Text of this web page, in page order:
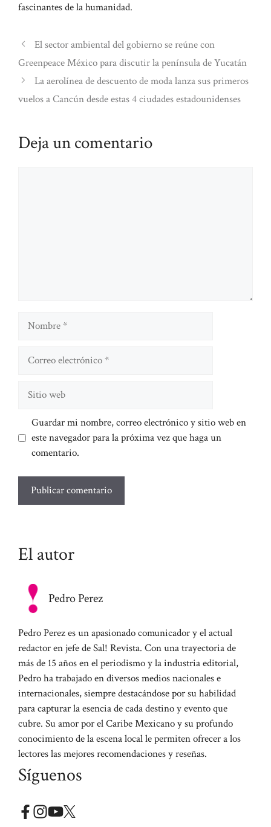
fascinantes de la humanidad.
El sector ambiental del gobierno se reúne con
Greenpeace México para discutir la península de Yucatán
La aerolínea de descuento de moda lanza sus primeros
vuelos a Cancún desde estas 4 ciudades estadounidenses
Deja un comentario
Nombre
Guardar mi nombre, correo electrónico y sitio web en
este navegador para la próxima vez que haga un
comentario.
El autor
Pedro Perez
Pedro Perez es un apasionado comunicador y el actual
redactor en jefe de Sal! Revista. Con una trayectoria de
más de 15 años en el periodismo y la industria editorial,
Pedro ha trabajado en diversos medios nacionales e
internacionales, siempre destacándose por su habilidad
para capturar la esencia de cada destino y evento que
cubre. Su amor por el Caribe Mexicano y su profundo
conocimiento de la escena local le permiten ofrecer a los
lectores las mejores recomendaciones y reseñas.
Síguenos